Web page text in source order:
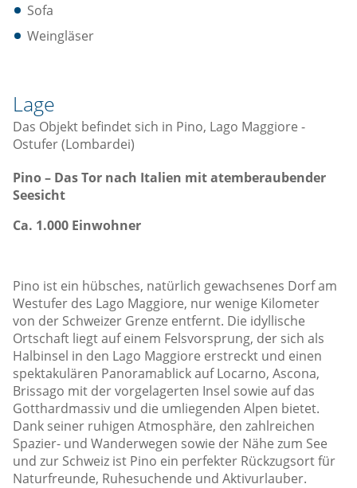
Sofa
Weingläser
Lage
Das Objekt befindet sich in Pino, Lago Maggiore -
Ostufer (Lombardei)
Pino – Das Tor nach Italien mit atemberaubender
Seesicht
Ca. 1.000 Einwohner
Pino ist ein hübsches, natürlich gewachsenes Dorf am
Westufer des Lago Maggiore, nur wenige Kilometer
von der Schweizer Grenze entfernt. Die idyllische
Ortschaft liegt auf einem Felsvorsprung, der sich als
Halbinsel in den Lago Maggiore erstreckt und einen
spektakulären Panoramablick auf Locarno, Ascona,
Brissago mit der vorgelagerten Insel sowie auf das
Gotthardmassiv und die umliegenden Alpen bietet.
Dank seiner ruhigen Atmosphäre, den zahlreichen
Spazier- und Wanderwegen sowie der Nähe zum See
und zur Schweiz ist Pino ein perfekter Rückzugsort für
Naturfreunde, Ruhesuchende und Aktivurlauber.